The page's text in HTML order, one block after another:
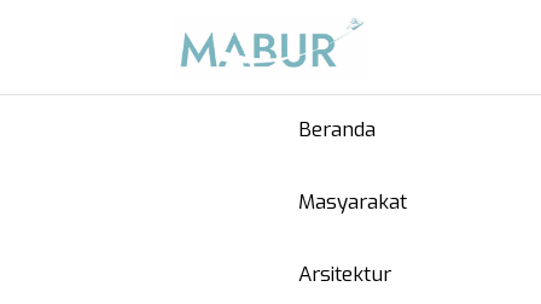
Beranda
Masyarakat
Arsitektur